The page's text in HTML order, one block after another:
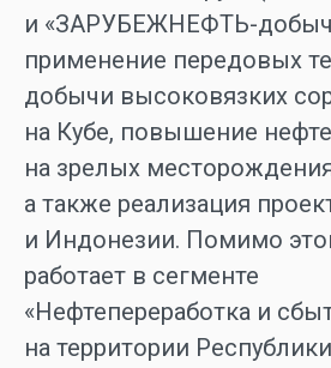
и «ЗАРУБЕЖНЕФТЬ-
применение передовых
добычи высоковязких
на Кубе, повышение
на зрелых
а также реализация
и Индонезии. Помимо
работает в сегменте
«Нефтепереработка и
на территории